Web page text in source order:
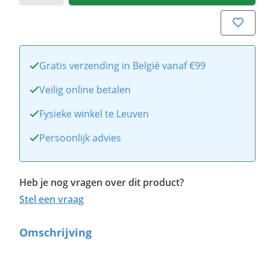
Gratis verzending in België vanaf €99
Veilig online betalen
Fysieke winkel te Leuven
Persoonlijk advies
Heb je nog vragen over dit product?
Stel een vraag
Omschrijving